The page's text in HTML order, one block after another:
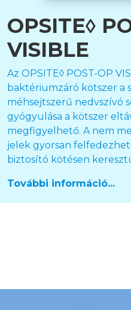
OPSITE◊
VISIBLE
Az OPSITE◊ POST-OP
baktériumzáró kötszer a
méhsejtszerű nedvszívó
gyógyulása a kötszer
megfigyelhető. A nem
jelek gyorsan
biztosító kötésen
További információ...